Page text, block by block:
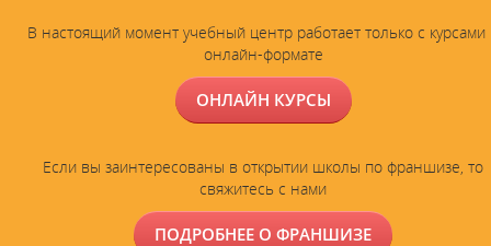
В настоящий момент учебный центр работает только с курсами
онлайн-формате
ОНЛАЙН КУРСЫ
Если вы заинтересованы в открытии школы по франшизе, то
свяжитесь с нами
ПОДРОБНЕЕ О ФРАНШИЗЕ